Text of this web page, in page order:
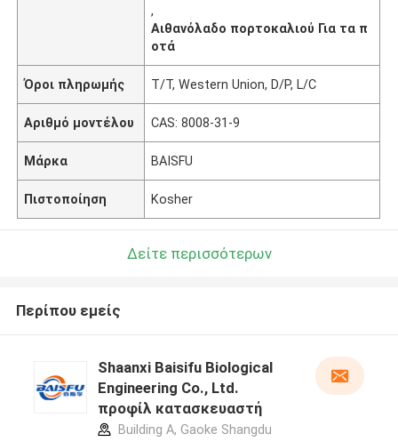
,
Αιθανόλαδο πορτοκαλιού Για τα π
οτά
Όροι πληρωμής T/T, Western Union, D/P, L/C
Αριθμό μοντέλου CAS: 8008-31-9
Μάρκα BAISFU
Πιστοποίηση Kosher
Δείτε περισσότερων
Περίπου εμείς
Shaanxi Baisifu Biological
Engineering Co., Ltd.
προφίλ κατασκευαστή
Building A, Gaoke Shangdu